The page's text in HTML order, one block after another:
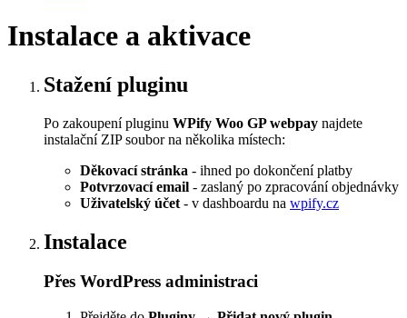
Instalace a aktivace
Stažení pluginu
Po zakoupení pluginu WPify Woo GP webpay najdete
instalační ZIP soubor na několika místech:
Děkovací stránka - ihned po dokončení platby
Potvrzovací email - zaslaný po zpracování objednávky
Uživatelský účet - v dashboardu na wpify.cz
Instalace
Přes WordPress administraci